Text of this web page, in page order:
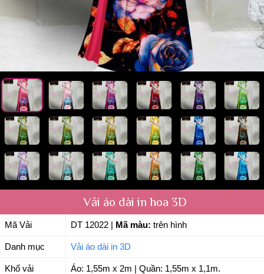
Vải áo dài in hoa 3D
Mã Vải DT 12022 Mã màu: trên hình
Danh mục Vải áo dài in 3D
Khổ vải Áo: 1,55m x 2m | Quần: 1,55m x 1,1m.